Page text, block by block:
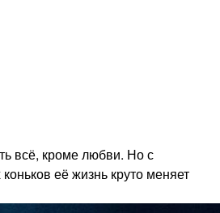
всё, кроме любви. Но с
её жизнь круто меняет